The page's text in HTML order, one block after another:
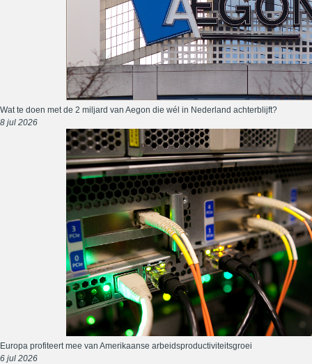
Wat te doen met de 2 miljard van Aegon die wél in Nederland achterblijft?
8 jul 2026
Europa profiteert mee van Amerikaanse arbeidsproductiviteitsgroei
6 jul 2026